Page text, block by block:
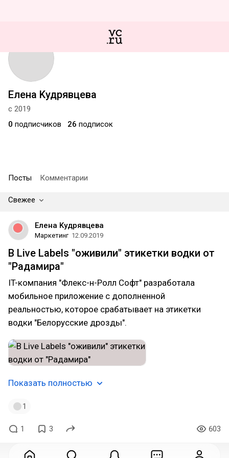
Елена Κудрявцева
с 2019
0 подписчиков 26 подписок
Посты Комментарии
Свежее
Елена Κудрявцева
Маркетинг 12.09.2019
В Live Labels "оживили" этикетки водки от
"Радамира"
IT-компания "Флекс-н-Ролл Софт" разработала
мобильное приложение с дополненной
реальностью, которое срабатывает на этикетки
водки "Белорусские дрозды".
Показать полностью
1
1 3 603